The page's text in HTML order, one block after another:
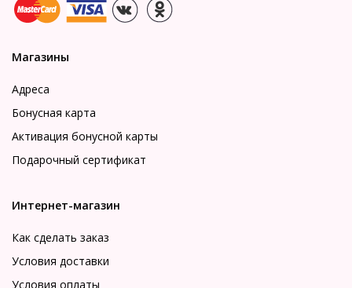
Магазины
Адреса
Бонусная карта
Активация бонусной карты
Подарочный сертификат
Интернет-магазин
Как сделать заказ
Условия доставки
Условия оплаты